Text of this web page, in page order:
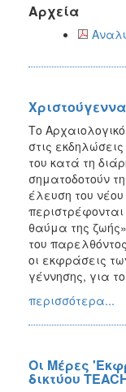
Αρχεία
Το
στις
του κατά τη
σηματοδοτούν
έλευση του
θαύμα της
του
οι εκφράσεις
γέννησης, για
περισσότερα...
Οι Μέρες
δικτύου